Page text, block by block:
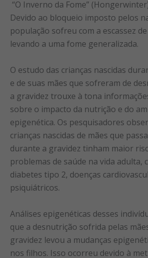
“O Inverno da Fome”
Devido ao bloqueio imposto pelos
população sofreu com a escassez
levando a uma fome generalizada.
O estudo das crianças nascidas
e de suas mães que sofreram de
a gravidez trouxe à tona
sobre o impacto da nutrição e do
epigenética. Os pesquisadores
crianças nascidas de mães que
durante a gravidez tinham maior
problemas de saúde na vida adulta,
diabetes tipo 2, doenças
psiquiátricos.
Análises epigenéticas desses
que a desnutrição sofrida pelas
gravidez levou a mudanças
nos filhos. Isso ocorreu devido à